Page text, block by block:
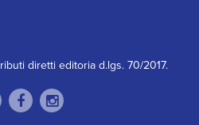
diretti editoria d.lgs. 70/2017.